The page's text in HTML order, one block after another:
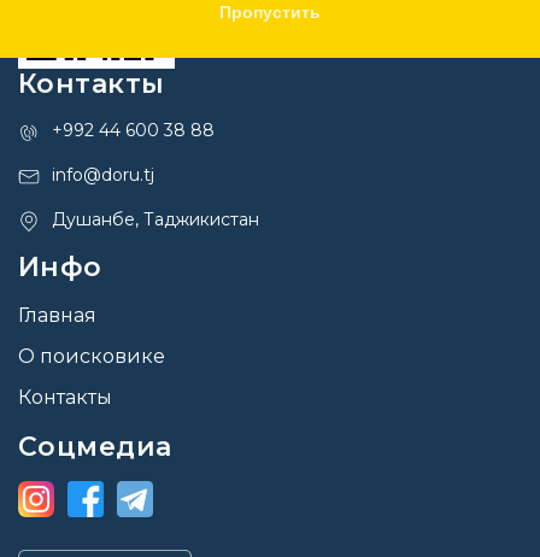
Пропустить
Контакты
+992 44 600 38 88
info@doru.tj
Душанбе, Таджикистан
Инфо
Главная
О поисковике
Контакты
Соцмедиа